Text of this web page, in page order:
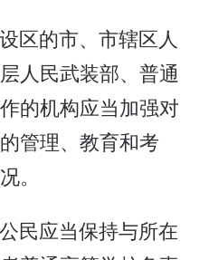
区的市、市辖区人
人民武装部、普通
的机构应当加强对
管理、教育和考
。
民应当保持与所在